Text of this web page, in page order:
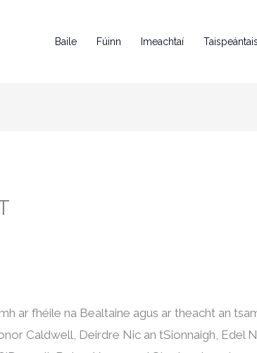
Baile Fúinn Imeachtaí Taispeántais
ar fhéile na Bealtaine agus ar theacht an
Caldwell, Deirdre Nic an tSionnaigh, Edel